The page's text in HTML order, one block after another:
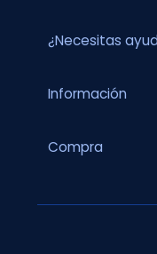
¿Necesitas
Información
Compra